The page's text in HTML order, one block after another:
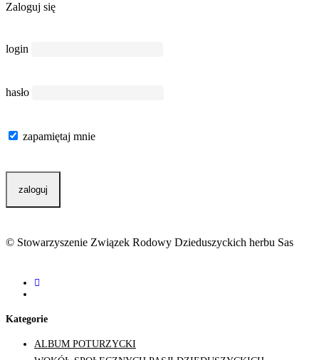
Zaloguj się
login
hasło
zapamiętaj mnie
© Stowarzyszenie Związek Rodowy Dzieduszyckich herbu Sas
facebook
Kategorie
ALBUM POTURZYCKI